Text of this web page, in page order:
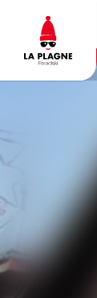
contenu
principal